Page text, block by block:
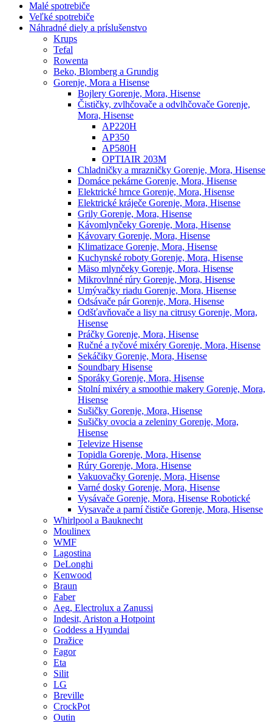
Malé spotrebiče
Veľké spotrebiče
Náhradné diely a príslušenstvo
Krups
Tefal
Rowenta
Beko, Blomberg a Grundig
Gorenje, Mora a Hisense
Bojlery Gorenje, Mora, Hisense
Čističky, zvlhčovače a odvlhčovače Gorenje,
Mora, Hisense
AP220H
AP350
AP580H
OPTIAIR 203M
Chladničky a mrazničky Gorenje, Mora, Hisense
Domáce pekárne Gorenje, Mora, Hisense
Elektrické hrnce Gorenje, Mora, Hisense
Elektrické kráječe Gorenje, Mora, Hisense
Grily Gorenje, Mora, Hisense
Kávomlynčeky Gorenje, Mora, Hisense
Kávovary Gorenje, Mora, Hisense
Klimatizace Gorenje, Mora, Hisense
Kuchynské roboty Gorenje, Mora, Hisense
Mäso mlynčeky Gorenje, Mora, Hisense
Mikrovlnné rúry Gorenje, Mora, Hisense
Umývačky riadu Gorenje, Mora, Hisense
Odsávače pár Gorenje, Mora, Hisense
Odšťavňovače a lisy na citrusy Gorenje, Mora,
Hisense
Práčky Gorenje, Mora, Hisense
Ručné a tyčové mixéry Gorenje, Mora, Hisense
Sekáčiky Gorenje, Mora, Hisense
Soundbary Hisense
Sporáky Gorenje, Mora, Hisense
Stolní mixéry a smoothie makery Gorenje, Mora,
Hisense
Sušičky Gorenje, Mora, Hisense
Sušičky ovocia a zeleniny Gorenje, Mora,
Hisense
Televize Hisense
Topidla Gorenje, Mora, Hisense
Rúry Gorenje, Mora, Hisense
Vakuovačky Gorenje, Mora, Hisense
Varné dosky Gorenje, Mora, Hisense
Vysávače Gorenje, Mora, Hisense Robotické
Vysavače a parní čističe Gorenje, Mora, Hisense
Whirlpool a Bauknecht
Moulinex
WMF
Lagostina
DeLonghi
Kenwood
Braun
Faber
Aeg, Electrolux a Zanussi
Indesit, Ariston a Hotpoint
Goddess a Hyundai
Dražice
Fagor
Eta
Silit
LG
Breville
CrockPot
Outin